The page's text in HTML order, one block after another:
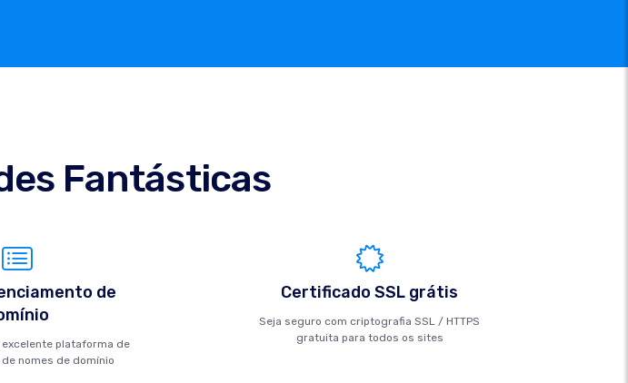
Fantásticas
de
plataforma de
nomes de domínio
Certificado SSL grátis
Seja seguro com criptografia SSL / HTTPS
gratuita para todos os sites